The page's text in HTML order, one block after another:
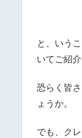
と、いう
いてご紹
恐らく皆
ょうか。
でも、ク